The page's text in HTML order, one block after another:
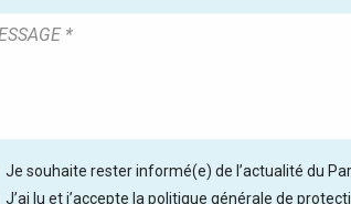
Je souhaite rester informé(e) de l’actualité du
J’ai lu et j’accepte la politique générale de